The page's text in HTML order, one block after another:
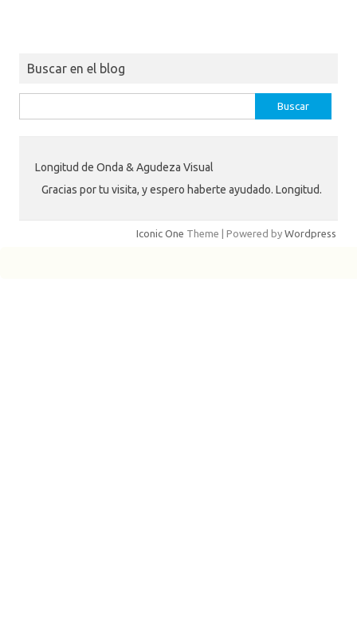
Buscar en el blog
Longitud de Onda & Agudeza Visual
Gracias por tu visita, y espero haberte ayudado. Longitud.
Iconic One Theme | Powered by Wordpress